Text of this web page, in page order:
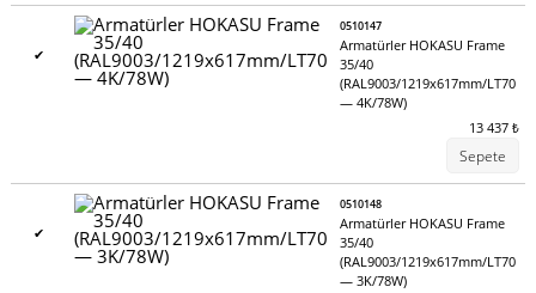
✔
0510147
Armatürler HOKASU Frame
35/40
(RAL9003/1219x617mm/LT70
— 4K/78W)
13 437₺
Sepete
✔
0510148
Armatürler HOKASU Frame
35/40
(RAL9003/1219x617mm/LT70
— 3K/78W)